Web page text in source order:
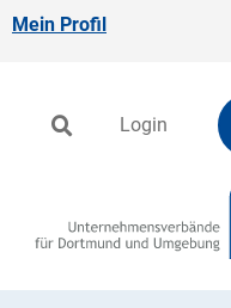
Mein Profil
Login